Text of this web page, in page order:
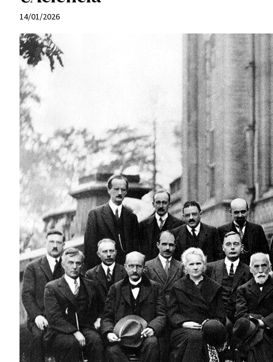
14/01/2026